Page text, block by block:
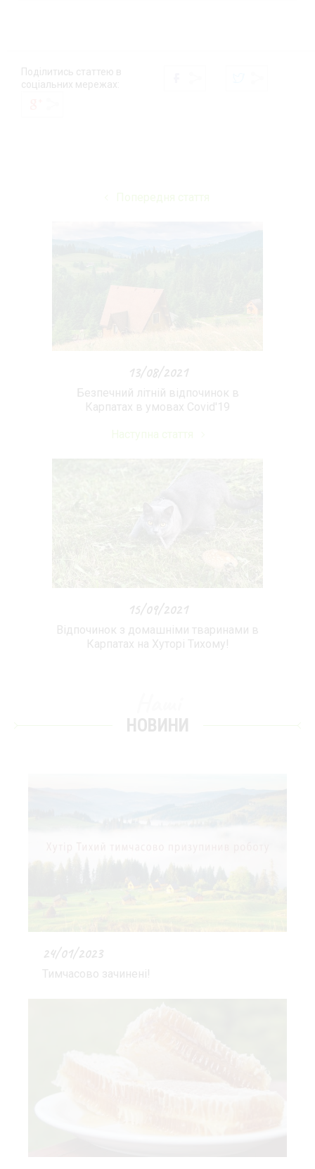
Поділитись статтею в
соціальних мережах:
13/08/2021
Безпечний літній відпочинок в
Карпатах в умовах Covid'19
15/09/2021
Відпочинок з домашніми тваринами в
Карпатах на Хуторі Тихому!
НОВИНИ
24/01/2023
Тимчасово зачинені!